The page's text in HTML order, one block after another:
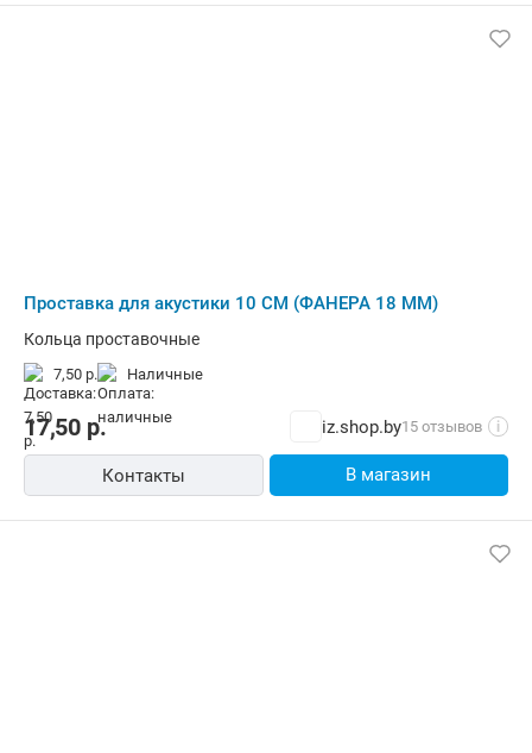
Проставка для акустики 10 СМ (ФАНЕРА 18 ММ)
Кольца проставочные
7,50 р. наличные
17,50 р. iz.shop.by15 отзывов i
Контакты В магазин